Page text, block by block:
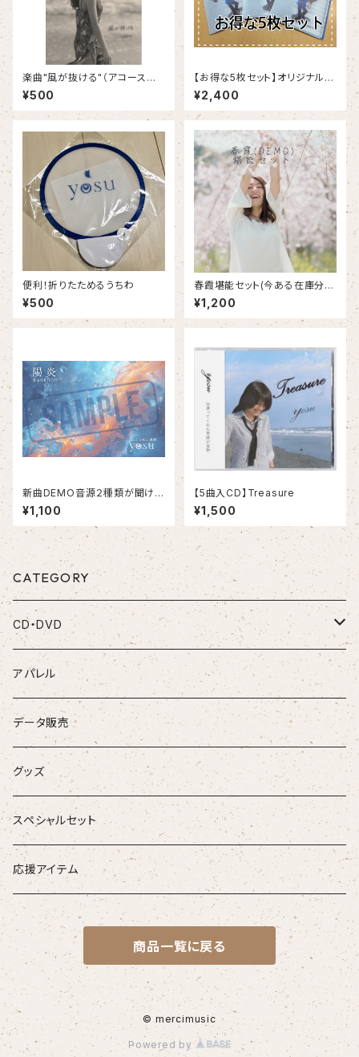
楽曲"風が抜ける"（アコースティ
ックバージョン)をダウンロード
できるポストカード
¥500
【お得な5枚セット】オリジナルマ
ルチケース
¥2,400
便利！折りたためるうちわ
¥500
春霞堪能セット(今ある在庫分ま
で)
¥1,200
新曲DEMO音源２種類が聞ける
ポストカード
¥1,100
【5曲入CD】Treasure
¥1,500
CATEGORY
CD・DVD
CD
DVD
お得なセット
音源がダウンロードできるアイテム
アパレル
データ販売
グッズ
スペシャルセット
応援アイテム
商品一覧に戻る
© mercimusic
Powered by